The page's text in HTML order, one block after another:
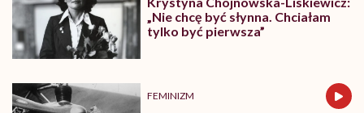
„Nie chcę być słynna. Chciałam
tylko być pierwsza”
FEMINIZM